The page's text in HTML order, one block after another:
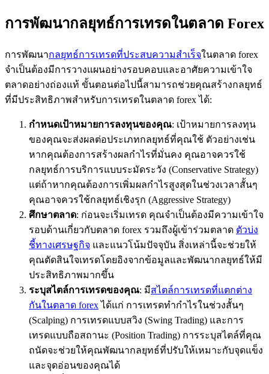
การพัฒนากลยุทธ์การเทรดในตลาด Forex
การพัฒนากลยุทธ์การเทรดที่ประสบความสำเร็จในตลาด forex
จำเป็นต้องมีการวางแผนอย่างรอบคอบและอาศัยความเข้าใจ
ตลาดอย่างถ่องแท้ ขั้นตอนต่อไปนี้สามารถช่วยคุณสร้างกลยุทธ์
ที่มีประสิทธิภาพสำหรับการเทรดในตลาด forex ได้:
กำหนดเป้าหมายการลงทุนของคุณ: เป้าหมายการลงทุน
ของคุณจะส่งผลต่อประเภทกลยุทธ์ที่คุณใช้ ตัวอย่างเช่น
หากคุณต้องการสร้างผลกำไรที่มั่นคง คุณอาจควรใช้
กลยุทธ์การบริการแบบระมัดระวัง (Conservative Strategy)
แต่ถ้าหากคุณต้องการเพิ่มผลกำไรสูงสุดในช่วงเวลาสั้นๆ
คุณอาจควรใช้กลยุทธ์เชิงรุก (Aggressive Strategy)
ศึกษาตลาด: ก่อนจะเริ่มเทรด คุณจำเป็นต้องมีความเข้าใจ
รอบด้านเกี่ยวกับตลาด forex รวมถึงผู้เข้าร่วมตลาด ตัวบ่ง
ชี้ทางเศรษฐกิจ และแนวโน้มปัจจุบัน สิ่งเหล่านี้จะช่วยให้
คุณตัดสินใจเทรดโดยอิงจากข้อมูลและพัฒนากลยุทธ์ให้มี
ประสิทธิภาพมากขึ้น
ระบุสไตล์การเทรดของคุณ: มีสไตล์การเทรดที่แตกต่าง
กันในตลาด forexได้แก่ การเทรดทำกำไรในช่วงสั้นๆ
(Scalping) การเทรดแบบสวิง (Swing Trading) และการ
เทรดแบบถือสถานะ (Position Trading) การระบุสไตล์ที่คุณ
ถนัดจะช่วยให้คุณพัฒนากลยุทธ์ที่ปรับให้เหมาะกับจุดแข็ง
และจุดอ่อนของคุณได้